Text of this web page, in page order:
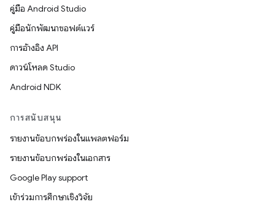
คู่มือ Android Studio
คู่มือนักพัฒนาซอฟต์แวร์
การอ้างอิง API
ดาวน์โหลด Studio
Android NDK
การสนับสนุน
รายงานข้อบกพร่องในแพลตฟอร์ม
รายงานข้อบกพร่องในเอกสาร
Google Play support
เข้าร่วมการศึกษาเชิงวิจัย